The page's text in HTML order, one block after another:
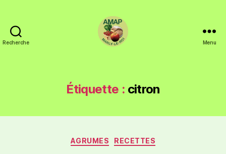
Recherche Menu
Étiquette : citron
AGRUMES RECETTES